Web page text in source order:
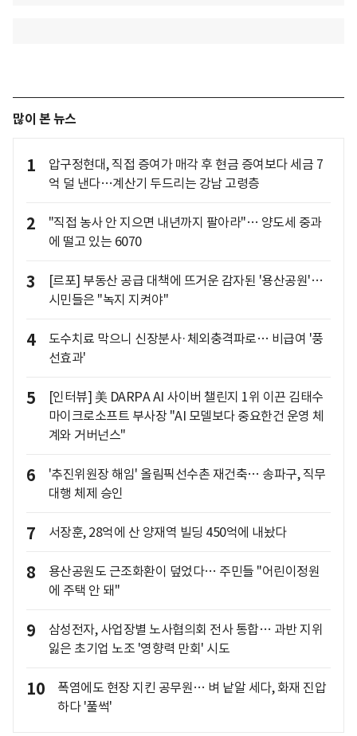
많이 본 뉴스
1
압구정현대, 직접 증여가 매각 후 현금 증여보다 세금 7
억 덜 낸다…계산기 두드리는 강남 고령층
2
"직접 농사 안 지으면 내년까지 팔아라"… 양도세 중과
에 떨고 있는 6070
3
[르포] 부동산 공급 대책에 뜨거운 감자된 '용산공원'…
시민들은 "녹지 지켜야"
4
도수치료 막으니 신장분사·체외충격파로… 비급여 '풍
선효과'
5
[인터뷰] 美 DARPA AI 사이버 챌린지 1위 이끈 김태수
마이크로소프트 부사장 "AI 모델보다 중요한건 운영 체
계와 거버넌스"
6
'추진위원장 해임' 올림픽선수촌 재건축… 송파구, 직무
대행 체제 승인
7 서장훈, 28억에 산 양재역 빌딩 450억에 내놨다
8
용산공원도 근조화환이 덮었다… 주민들 "어린이정원
에 주택 안 돼"
9
삼성전자, 사업장별 노사협의회 전사 통합… 과반 지위
잃은 초기업 노조 '영향력 만회' 시도
10
폭염에도 현장 지킨 공무원… 벼 낱알 세다, 화재 진압
하다 '풀썩'